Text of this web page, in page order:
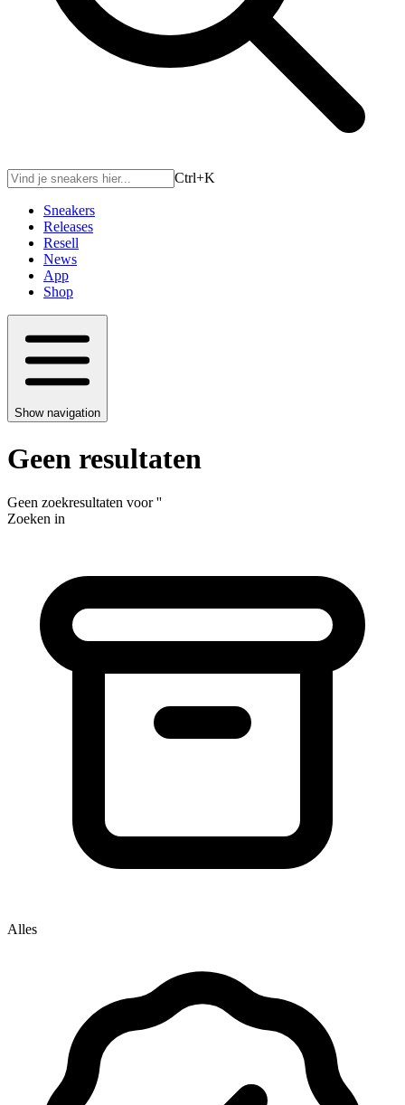
Ctrl+K
Sneakers
Releases
Resell
News
App
Shop
Show navigation
Geen resultaten
Geen zoekresultaten voor ''
Zoeken in
Alles